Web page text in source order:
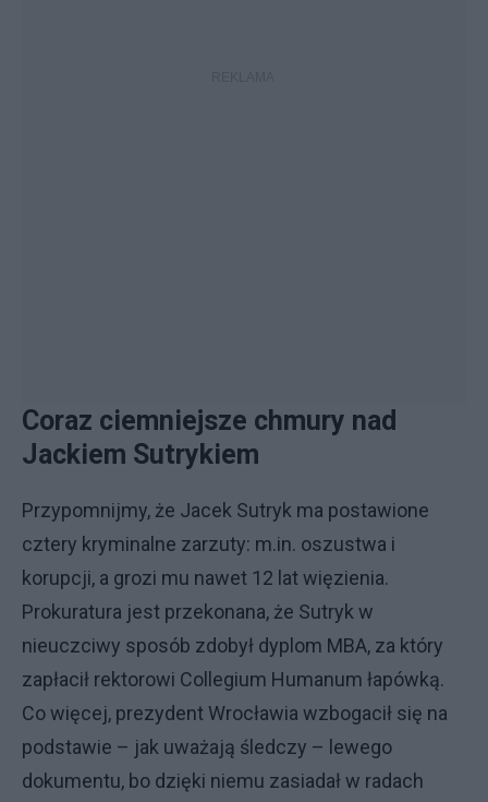
Coraz ciemniejsze chmury nad
Jackiem Sutrykiem
Przypomnijmy, że Jacek Sutryk ma postawione
cztery kryminalne zarzuty: m.in. oszustwa i
korupcji, a grozi mu nawet 12 lat więzienia.
Prokuratura jest przekonana, że Sutryk w
nieuczciwy sposób zdobył dyplom MBA, za który
zapłacił rektorowi Collegium Humanum łapówką.
Co więcej, prezydent Wrocławia wzbogacił się na
podstawie – jak uważają śledczy – lewego
dokumentu, bo dzięki niemu zasiadał w radach